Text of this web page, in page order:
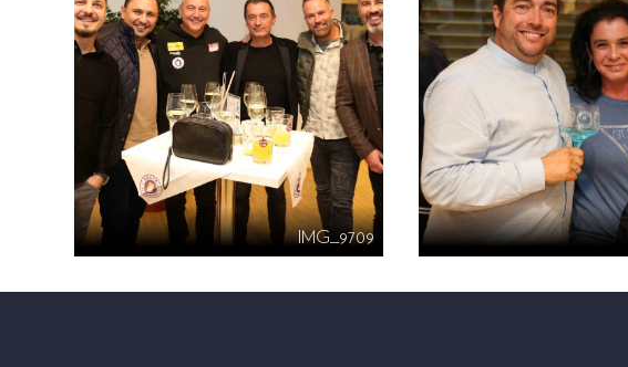
IMG_9709